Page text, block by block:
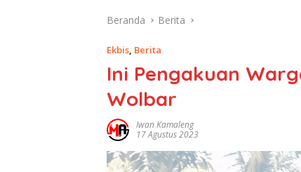
Beranda Berita
Ekbis, Berita
Ini Pengakuan
Wolbar
Iwan Kamaleng
17 Agustus 2023